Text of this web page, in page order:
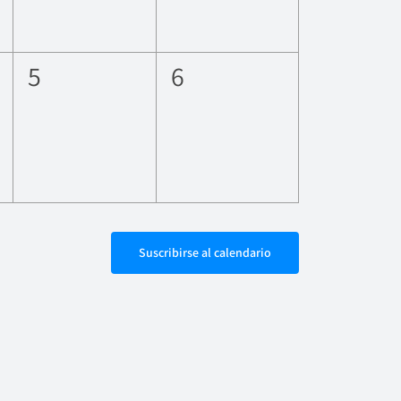
0
5
0
6
Suscribirse al calendario